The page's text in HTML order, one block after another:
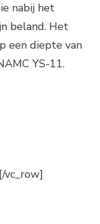
nabij het
beland. Het
een diepte van
YS-11.
vc_row]